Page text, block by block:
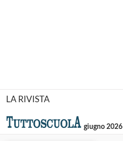
LA RIVISTA
giugno 2026